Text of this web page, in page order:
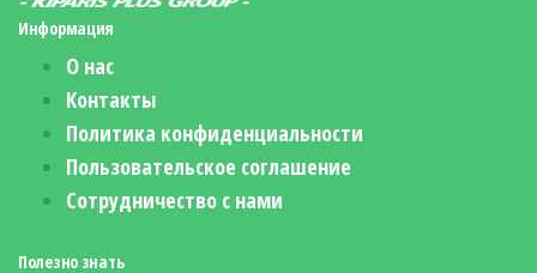
Информация
О нас
Контакты
Политика конфиденциальности
Пользовательское соглашение
Сотрудничество с нами
Полезно знать